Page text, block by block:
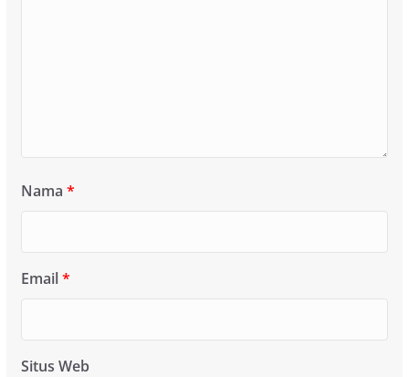
Nama *
Email*
Situs Web